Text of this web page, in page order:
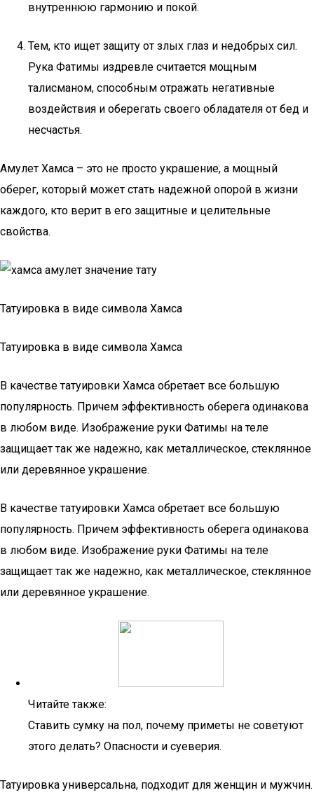
внутреннюю гармонию и покой.
Тем, кто ищет защиту от злых глаз и недобрых сил.
Рука Фатимы издревле считается мощным
талисманом, способным отражать негативные
воздействия и оберегать своего обладателя от бед и
несчастья.
Амулет Хамса – это не просто украшение, а мощный
оберег, который может стать надежной опорой в жизни
каждого, кто верит в его защитные и целительные
свойства.
Татуировка в виде символа Хамса
Татуировка в виде символа Хамса
В качестве татуировки Хамса обретает все большую
популярность. Причем эффективность оберега одинакова
в любом виде. Изображение руки Фатимы на теле
защищает так же надежно, как металлическое, стеклянное
или деревянное украшение.
В качестве татуировки Хамса обретает все большую
популярность. Причем эффективность оберега одинакова
в любом виде. Изображение руки Фатимы на теле
защищает так же надежно, как металлическое, стеклянное
или деревянное украшение.
Читайте также:
Ставить сумку на пол, почему приметы не советуют
этого делать? Опасности и суеверия.
Татуировка универсальна, подходит для женщин и мужчин.